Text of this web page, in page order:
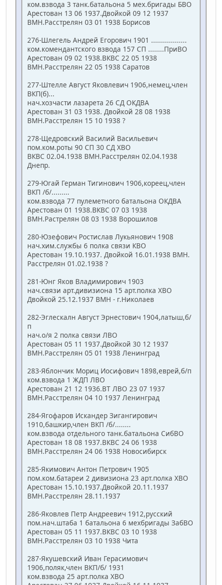
ком.взвода 3 танк.батальона 5 мех.бригады БВО
Арестован 13 06 1937.Двойкой 09 12 1937
ВМН.Расстрелян 03 01 1938 Борисов
276-Шлегель Андрей Егорович 1901 ..................
ком.комендантского взвода 157 СП ........ПриВО
Арестован 09 02 1938.ВКВС 22 05 1938
ВМН.Расстрелян 22 05 1938 Саратов
277-Штелле Август Яковлевич 1906,немец,член
ВКП(б)...
нач.хозчасти лазарета 26 СД ОКДВА
Арестован 31 03 1938. Двойкой 28 08 1938
ВМН.Расстрелян 15 10 1938 ?
278-Щедровский Василий Васильевич
пом.ком.роты 90 СП 30 СД ХВО
ВКВС 02.04.1938 ВМН.Расстрелян 02.04.1938
Днепр.
279-Югай Герман Тигинович 1906,кореец,член
ВКП /б/.........
ком.взвода 77 пулеметного батальона ОКДВА
Арестован 01 1938.ВКВС 07 03 1938
ВМН.Растрелян 08 03 1938 Ворошилов
280-Юзефович Ростислав Лукьянович 1908
нач.хим.службы 6 полка связи КВО
Арестован 19.10.1937. Двойкой 16.01.1938 ВМН.
Расстрелян 01.02.1938 ?
281-Юнг Яков Владимирович 1903
нач.связи арт.дивизиона 15 арт.полка ХВО
Двойкой 25.12.1937 ВМН - г.Николаев
282-Эглескалн Август Эрнестович 1904,латыш,б/
п
нач.о/я 2 полка связи ЛВО
Арестован 05 11 1937.Двойкой 30 12 1937
ВМН.Расстрелян 05 01 1938 Ленинград
283-Яблончик Мориц Иосифович 1898,еврей,б/п
ком.взвода 1 ЖДП ЛВО
Арестован 21 12 1936.ВТ ЛВО 23 07 1937
ВМН.Расстрелян 04 10 1937 Ленинград
284-Ягофаров Искандер Зигангирович
1910,башкир,член ВКП /б/........
ком.взвода отдельного танк.батальона СибВО
Арестован 18 08 1937.ВКВС 24 06 1938
ВМН.Расстрелян 24 06 1938 Новосибирск
285-Якимович Антон Петрович 1905
пом.ком.батареи 2 дивизиона 23 арт.полка ХВО
Арестован 15.10.1937.Двойкой 20.11.1937
ВМН.Расстрелян 28.11.1937
286-Яковлев Петр Андреевич 1912,русский
пом.нач.штаба 1 батальона 6 мехбригады ЗабВО
Арестован 05 11 1937.ВКВС 03 10 1938
ВМН.Расстрелян 03 10 1938 Чита
287-Якушевский Иван Герасимович
1906,поляк,член ВКП/б/ 1931
ком.взвода 25 арт.полка ХВО